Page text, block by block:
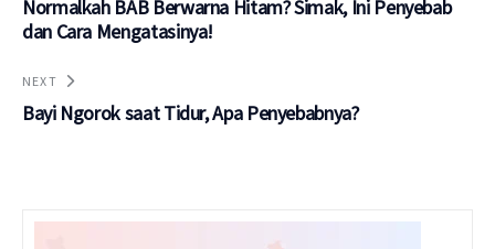
Normalkah BAB Berwarna Hitam? Simak, Ini Penyebab
dan Cara Mengatasinya!
NEXT
Bayi Ngorok saat Tidur, Apa Penyebabnya?